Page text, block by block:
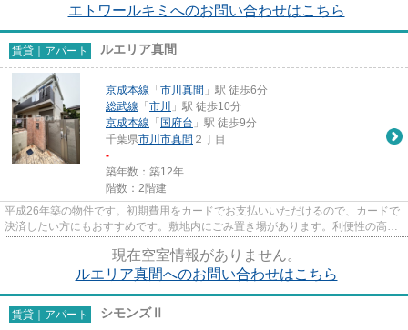
エトワールキミへのお問い合わせはこちら
賃貸｜アパート ルエリア真間
京成本線 「 市川真間 」駅 徒歩6分
総武線 「 市川
」駅 徒歩10分
京成本線 「 国府台 」駅 徒歩9分
千葉県市川市真間 ２丁目
-
築年数：築12年
階数：2階建
平成26年築の物件です。初期費用をカードでお支払いいただけるので、カードで
決済したい方にもおすすめです。敷地内にごみ置き場があります。利便性の高い
現在空室情報がありません。
ルエリア真間へのお問い合わせはこちら
賃貸｜アパート シモンズⅡ